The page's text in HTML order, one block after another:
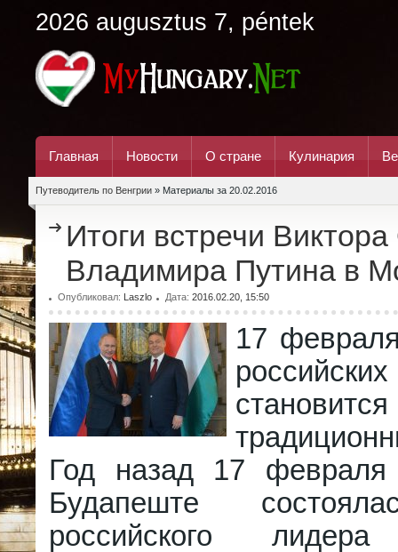
2026 augusztus 7, péntek
Главная Новости О стране Кулинария
Путеводитель по Венгрии » Материалы за 20.02.2016
Итоги встречи
Владимира Путина в
Опубликовал: Laszlo Дата: 2016.02.20, 15:50
17
Год назад 17
Будапеште
российского